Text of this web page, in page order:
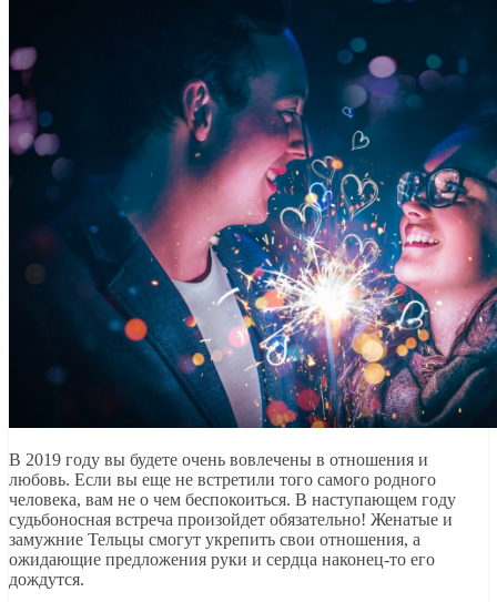
В 2019 году вы будете очень вовлечены в отношения и
любовь. Если вы еще не встретили того самого родного
человека, вам не о чем беспокоиться. В наступающем году
судьбоносная встреча произойдет обязательно! Женатые и
замужние Тельцы смогут укрепить свои отношения, а
ожидающие предложения руки и сердца наконец-то его
дождутся.